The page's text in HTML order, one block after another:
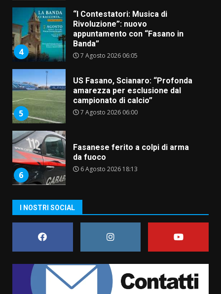
5
US Fasano, Scianaro: “Profonda
amarezza per esclusione dal
campionato di calcio”
7 Agosto 2026 06:00
6
Fasanese ferito a colpi di arma
da fuoco
6 Agosto 2026 18:13
7
Carta d’identità: continua il piano
di aperture straordinarie del
6 Agosto 2026 14:16
ufficialmente la Festa di
Savelletri
8 Agosto 2026 11:00
Savelletri in festa, domani sera
grande spettacolo con Uccio De
Santis
I NOSTRI SOCIAL